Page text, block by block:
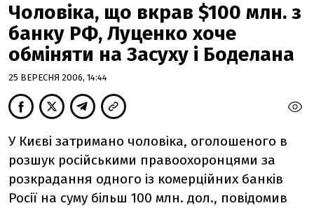
Чоловіка, що вкрав $100 млн. з
банку РФ, Луценко хоче
обміняти на Засуху і Боделана
25 ВЕРЕСНЯ 2006, 14:44
У Києві затримано чоловіка, оголошеного в
розшук російськими правоохоронцями за
розкрадання одного із комерційних банків
Росії на суму більш 100 млн. дол., повідомив